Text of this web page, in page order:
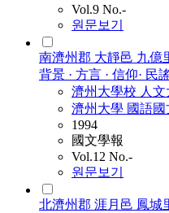
Vol.9 No.-
원문보기
南濟州郡 大靜邑 九億
背景 · 方言 · 信仰· 民
濟州大學校 人
濟州大學 國語國
1994
國文學報
Vol.12 No.-
원문보기
北濟州郡 涯月邑 鳳城